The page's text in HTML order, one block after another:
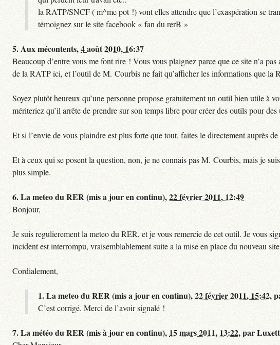
la RATP/SNCF ( m^me pot !) vont elles attendre que l’exaspération se
témoignez sur le site facebook « fan du rerB »
5.Aux mécontents,4 août 2010, 16:37
Beaucoup d’entre vous me font rire ! Vous vous plaignez parce que ce site n’a
de la RATP ici, et l’outil de M. Courbis ne fait qu’afficher les informations que la
Soyez plutôt heureux qu’une personne propose gratuitement un outil bien utile à
mériteriez qu’il arrête de prendre sur son temps libre pour créer des outils pour
Et si l’envie de vous plaindre est plus forte que tout, faites le directement auprès
Et à ceux qui se posent la question, non, je ne connais pas M. Courbis, mais je
plus simple.
6.La meteo du RER (mis a jour en continu),22 février 2011, 12:49
Bonjour,
Je suis regulierement la meteo du RER, et je vous remercie de cet outil. Je vous
incident est interrompu, vraisemblablement suite a la mise en place du nouveau
Cordialement,
1.La meteo du RER (mis a jour en continu),22 février 2011, 15:42,
C’est corrigé. Merci de l’avoir signalé !
7.La météo du RER (mis à jour en continu), 15 mars 2011, 13:22,par